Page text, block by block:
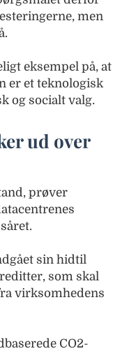
men
eksempel på, at
er et teknologisk
og socialt valg.
ud over
prøver
sin hidtil
som skal
virksomhedens
CO2-